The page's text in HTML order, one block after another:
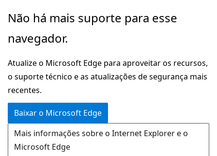
Pular
o
principal
Não há mais suporte para esse
navegador.
Atualize o Microsoft Edge para aproveitar os recursos,
o suporte técnico e as atualizações de segurança mais
recentes.
Baixar o Microsoft Edge
Mais informações sobre o Internet Explorer e o
Microsoft Edge